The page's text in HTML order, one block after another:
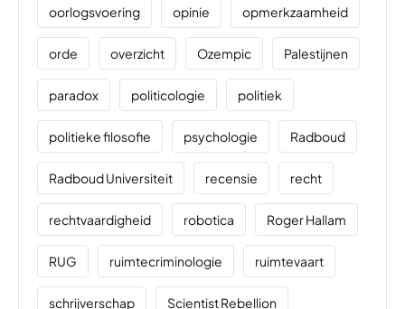
oorlogsvoering opinie opmerkzaamheid
orde overzicht Ozempic Palestijnen
paradox politicologie politiek
politieke filosofie psychologie Radboud
Radboud Universiteit recensie recht
rechtvaardigheid robotica Roger Hallam
RUG ruimtecriminologie ruimtevaart
schrijverschap Scientist Rebellion